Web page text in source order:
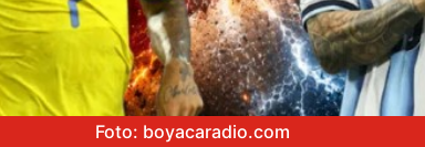
Foto: boyacaradio.com